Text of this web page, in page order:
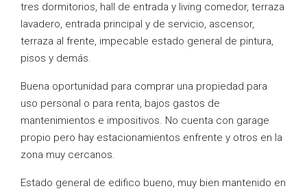
tres dormitorios, hall de entrada y living comedor, terraza
lavadero, entrada principal y de servicio, ascensor,
terraza al frente, impecable estado general de pintura,
pisos y demás.
Buena oportunidad para comprar una propiedad para
uso personal o para renta, bajos gastos de
mantenimientos e impositivos. No cuenta con garage
propio pero hay estacionamientos enfrente y otros en la
zona muy cercanos.
Estado general de edifico bueno, muy bien mantenido en